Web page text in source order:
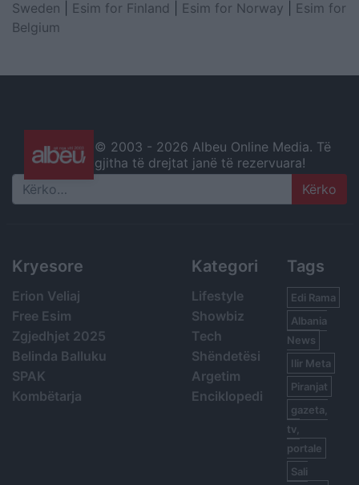
Sweden
Esim for Finland Esim for Norway
Esim for
Belgium
© 2003 - 2026 Albeu Online Media. Të
gjitha të drejtat janë të rezervuara!
Search
Kryesore
Erion Veliaj
Free Esim
Zgjedhjet 2025
Belinda Balluku
SPAK
Kombëtarja
Kategori
Lifestyle
Showbiz
Tech
Shëndetësi
Argetim
Enciklopedi
Tags
Edi Rama
Albania
News
Ilir Meta
Piranjat
gazeta,
tv,
portale
Sali